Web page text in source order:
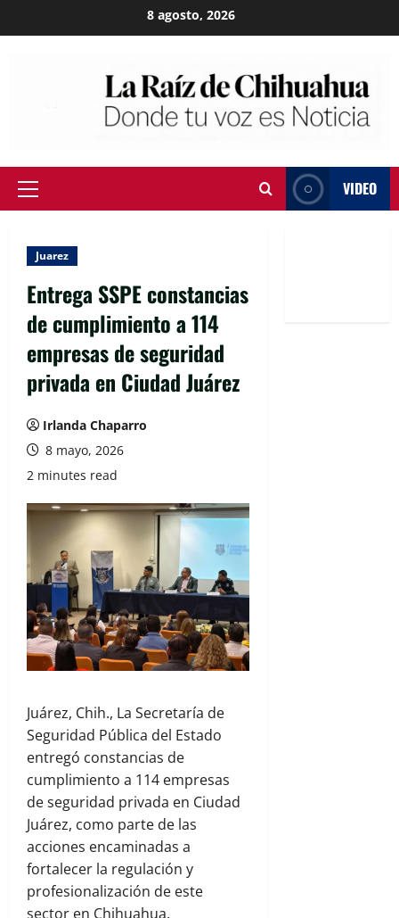
to
8 agosto, 2026
Primary
VIDEO
Juarez
Entrega SSPE constancias
de cumplimiento a 114
empresas de seguridad
privada en Ciudad Juárez
Irlanda Chaparro
8 mayo, 2026
2 minutes read
Juárez, Chih., La Secretaría de
Seguridad Pública del Estado
entregó constancias de
cumplimiento a 114 empresas
de seguridad privada en Ciudad
Juárez, como parte de las
acciones encaminadas a
fortalecer la regulación y
profesionalización de este
sector en Chihuahua.